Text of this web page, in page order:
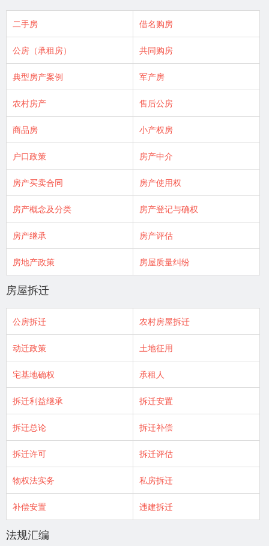
二手房 借名购房
公房（承租房） 共同购房
典型房产案例 军产房
农村房产 售后公房
商品房 小产权房
户口政策 房产中介
房产买卖合同 房产使用权
房产概念及分类 房产登记与确权
房产继承 房产评估
房地产政策 房屋质量纠纷
房屋拆迁
公房拆迁 农村房屋拆迁
动迁政策 土地征用
宅基地确权 承租人
拆迁利益继承 拆迁安置
拆迁总论 拆迁补偿
拆迁许可 拆迁评估
物权法实务 私房拆迁
补偿安置 违建拆迁
法规汇编